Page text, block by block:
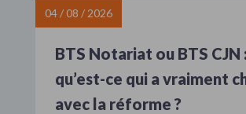
04 / 08 / 2026
BTS Notariat ou BTS CJN :
qu’est-ce qui a vraiment
avec la réforme ?